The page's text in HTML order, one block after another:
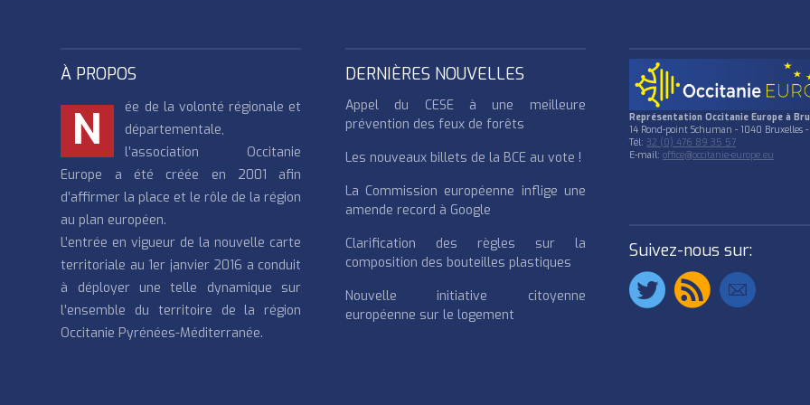
À PROPOS
N
ée de la volonté régionale et
départementale,
l’association Occitanie
Europe a été créée en 2001 afin
d’affirmer la place et le rôle de la région
au plan européen.
L’entrée en vigueur de la nouvelle carte
territoriale au 1er janvier 2016 a conduit
à déployer une telle dynamique sur
l’ensemble du territoire de la région
Occitanie Pyrénées-Méditerranée.
DERNIÈRES NOUVELLES
Appel du CESE à une meilleure
prévention des feux de forêts
Les nouveaux billets de la BCE au vote !
La Commission européenne inflige une
amende record à Google
Clarification des règles sur la
composition des bouteilles plastiques
Nouvelle initiative citoyenne
européenne sur le logement
Représentation Occitanie Europe à
14 Rond-point Schuman - 1040 Bruxelles
Tél:32 (0) 476 89 35 57
E-mail:office@occitanie-europe.eu
Suivez-nous sur: